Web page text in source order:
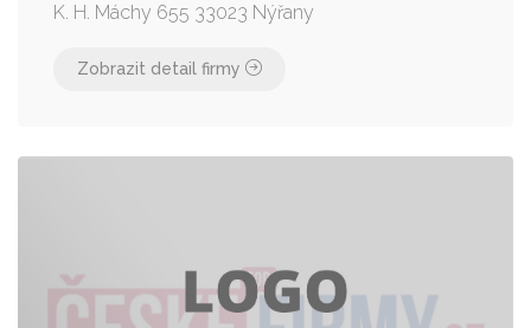
K. H. Máchy 655 33023 Nýřany
Zobrazit detail firmy